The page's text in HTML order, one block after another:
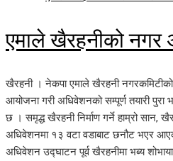
एमाले खैरहनीको नगर
खैरहनी । नेकपा एमाले खैरहनी
आयोजना गरी अधिवेशनको सम्पूर्ण तयारी पुरा
छ । समृद्ध खैरहनी निर्माण गर्ने हाम्रो
अधिवेशनमा १३ वटा वडाबाट छनौट भएर
अधिवेशन उद्घाटन पूर्व खैरहनीमा भब्य